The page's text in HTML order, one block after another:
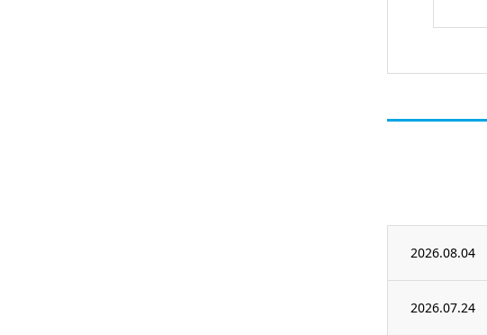
2026.08.04
2026.07.24